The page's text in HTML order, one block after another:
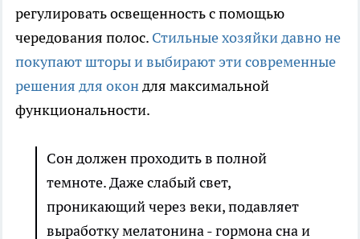
регулировать освещенность с помощью
чередования полос. Стильные хозяйки давно не
покупают шторы и выбирают эти современные
решения для окондля максимальной
функциональности.
Сон должен проходить в полной
темноте. Даже слабый свет,
проникающий через веки, подавляет
выработку мелатонина - гормона сна и